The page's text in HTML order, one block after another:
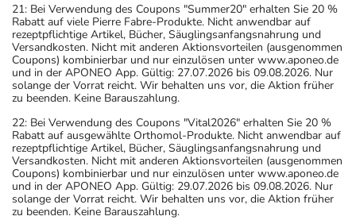
21: Bei Verwendung des Coupons "Summer20" erhalten Sie 20 %
Rabatt auf viele Pierre Fabre-Produkte. Nicht anwendbar auf
rezeptpflichtige Artikel, Bücher, Säuglingsanfangsnahrung und
Versandkosten. Nicht mit anderen Aktionsvorteilen (ausgenommen
Coupons) kombinierbar und nur einzulösen unter www.aponeo.de
und in der APONEO App. Gültig: 27.07.2026 bis 09.08.2026. Nur
solange der Vorrat reicht. Wir behalten uns vor, die Aktion früher
zu beenden. Keine Barauszahlung.
22: Bei Verwendung des Coupons "Vital2026" erhalten Sie 20 %
Rabatt auf ausgewählte Orthomol-Produkte. Nicht anwendbar auf
rezeptpflichtige Artikel, Bücher, Säuglingsanfangsnahrung und
Versandkosten. Nicht mit anderen Aktionsvorteilen (ausgenommen
Coupons) kombinierbar und nur einzulösen unter www.aponeo.de
und in der APONEO App. Gültig: 29.07.2026 bis 09.08.2026. Nur
solange der Vorrat reicht. Wir behalten uns vor, die Aktion früher
zu beenden. Keine Barauszahlung.